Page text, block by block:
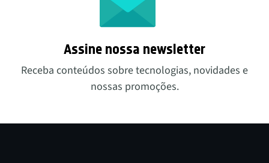
Assine nossa newsletter
Receba conteúdos sobre tecnologias, novidades e
nossas promoções.